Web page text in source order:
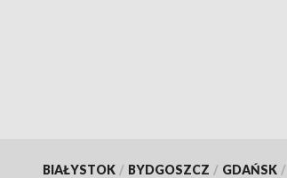
BIAŁYSTOK / BYDGOSZCZ / GDAŃSK /